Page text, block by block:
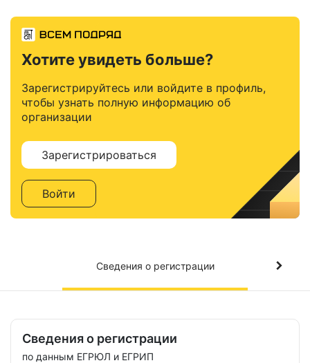
Хотите увидеть больше?
Зарегистрируйтесь или войдите в профиль,
чтобы узнать полную информацию об
организации
Зарегистрироваться
Войти
Сведения о регистрации
Сведения о регистрации
по данным ЕГРЮЛ и ЕГРИП